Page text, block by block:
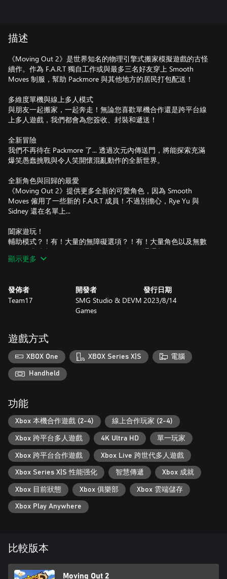
描述
《Moving Out 2》是世界知名的物理引擎式搬家模擬遊戲的古怪
續作。作為 F.A.R.T 獨自工作或與最多三名好友穿上 Smooth
Moves 制服，幫助 Packmore 與其他地方的居民打包配送！
多維度單機與線上多人模式
與朋友一起搬家，一起奔走！無論您喜歡單機合作還是跨平台線
上多人遊戲，我們都會為您簽收、封裝和遞送！
全新冒險
我們不再待在 Packmore 了... 透過次元內傳送門，將能探索充滿
爆笑愚蠢挑戰與令人笑開懷混亂動作的全新世界。
全新角色與回歸的最愛
《Moving Out 2》提供更多全新的可愛角色，因為 Smooth
Moves 僱用了一些新的 F.A.R.T 成員！不過別擔心，Rye Yu 與
Sidney 還在名單上...
闔家遊玩！
輔助模式？！有！大量的無障礙選項？！有！大量角色以及無數
個為追求時尚的人量身打造的合身造型？！通通都有！
顯示更多
發佈者
Team17
開發者
SMG Studio & DEVM
Games
發行日期
2023/8/14
遊戲方式
XBOX One XBOX Series X|S 電腦
Handheld
功能
Xbox 本機合作遊戲 (2-4) 線上合作玩家 (2-4)
Xbox 跨平台多人遊戲 4K Ultra HD 單一玩家
Xbox 跨平台合作遊戲 Xbox Live 跨世代多人遊戲
Xbox Series X|S 性能强化 智慧傳遞 Xbox 成就
Xbox 目前狀態 Xbox 俱樂部 Xbox 雲端儲存
Xbox Play Anywhere
比較版本
Moving Out 2